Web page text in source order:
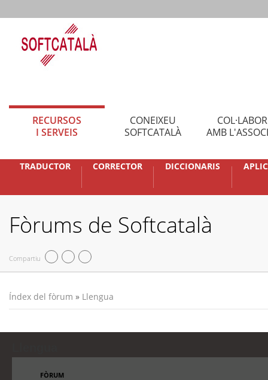
RECURSOS
I SERVEIS
CONEIXEU
SOFTCATALÀ
AMB
TRADUCTOR CORRECTOR DICCIONARIS
Fòrums de Softcatalà
Compartiu
Índex del fòrum » Llengua
FÒRUM